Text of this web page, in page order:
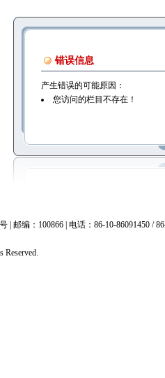
错误信息
产生错误的可能原因：
您访问的栏目不存在！
邮编：100866 | 电话：86-10-86091450 /
Reserved.